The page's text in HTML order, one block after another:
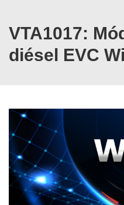
VTA1017:
diésel EVC